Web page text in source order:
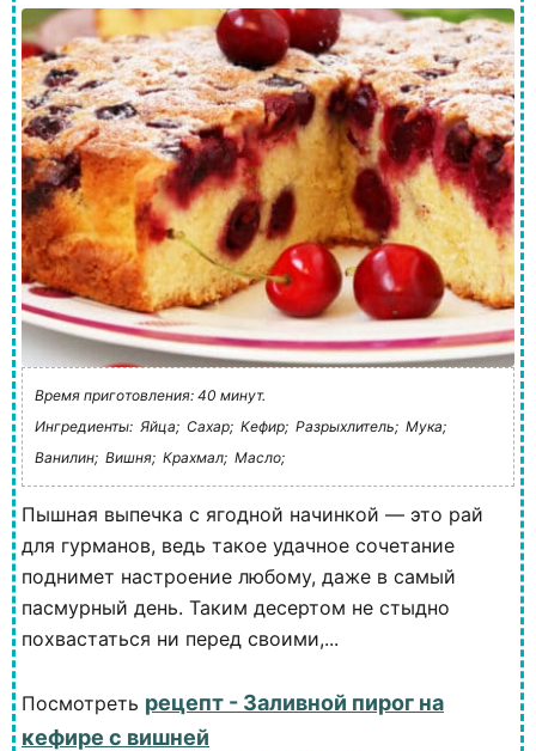
Время приготовления: 40 минут.
Ингредиенты: Яйца; Сахар; Кефир; Разрыхлитель; Мука;
Ванилин; Вишня; Крахмал; Масло;
Пышная выпечка с ягодной начинкой — это рай
для гурманов, ведь такое удачное сочетание
поднимет настроение любому, даже в самый
пасмурный день. Таким десертом не стыдно
похвастаться ни перед своими,...
Посмотреть рецепт - Заливной пирог на
кефире с вишней